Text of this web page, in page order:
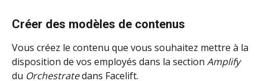
Créer des modèles de contenus
Vous créez le contenu que vous souhaitez mettre à la
disposition de vos employés dans la section Amplify
du Orchestrate dans Facelift.